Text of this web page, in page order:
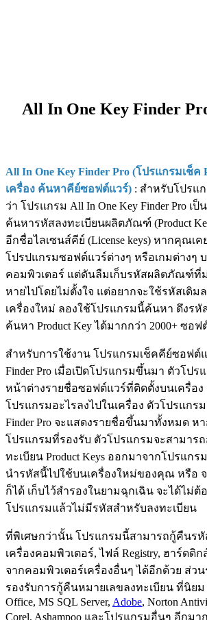
All In One Key Finder
All In One Key Finder Pro (โปรแกรมเช็ค
เครื่อง ค้นหาคีย์ซอฟต์แวร์) : สำหรับโปรแ
ว่า โปรแกรม All In One Key Finder Pro เ
ค้นหารหัสลงทะเบียนผลิตภัณฑ์ (Product
อีกชื่อไลเซนส์คีย์ (License keys) หากคุณเ
โปรปแกรมซอฟต์แวร์ต่างๆ หรือเกมต่างๆ
คอมพิวเตอร์ แต่ดันลืมเก็บรหัสผลิตภัณฑ์ที่
หายไปโดยไม่ตั้งใจ แต่อยากจะใช้รหัสเดิม
เครื่องใหม่ ลองใช้โปรแกรมนี้ค้นหา ดึงรหั
ค้นหา Product Key ได้มากกว่า 2000+ ซอฟ
สำหรับการใช้งาน โปรแกรมเช็คคีย์ซอฟต์แ
Finder Pro เมื่อเปิดโปรแกรมขึ้นมา ตัวโปร
หน้าต่างรายชื่อซอฟต์แวร์ที่ติดตั้งบนเครื่อง
โปรแกรมอะไรลงไปในเครื่อง ตัวโปรแกรม
Finder Pro จะแสดงรายชื่อขึ้นมาทั้งหมด ห
โปรแกรมที่รองรับ ตัวโปรแกรมจะสามาร
ทะเบียน Product Keys ออกมาจากโปรแก
นำรหัสนี้ไปใช้บนเครื่องใหม่ของคุณ หรือ จ
ก็ได้ เก็บไว้สำรองในยามฉุกเฉิน จะได้ไม่ต้
โปรแกรมแล้วไม่มีรหัสสำหรับลงทะเบียน
ที่พิเศษกว่านั้น โปรแกรมนี้สามารถกู้คืนร
เครื่องคอมพิวเตอร์, ไฟล์ Registry, ฮาร์ดดิ
จากคอมพิวเตอร์เครื่องอื่นๆ ได้อีกด้วย ส่ว
รองรับการกู้คืนหมายเลขลงทะเบียน ที่นิยม
Office, MS SQL Server, Adobe, Norton
Corel, Ashampoo และโปรแกรมอื่นๆ อีกมา